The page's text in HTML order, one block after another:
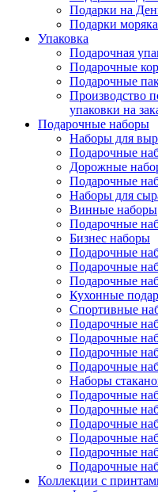
Подарки на
Подарки
Упаковка
Подарочная
Подарочные
Подарочные
Производство
упаковки на
Подарочные наборы
Наборы для
Подарочные
Дорожные
Подарочные
Наборы для
Винные наборы
Подарочные
Бизнес наборы
Подарочные
Подарочные
Подарочные
Кухонные
Спортивные
Подарочные
Подарочные
Подарочные
Подарочные
Наборы
Подарочные
Подарочные
Подарочные
Подарочные
Подарочные
Подарочные
Коллекции с